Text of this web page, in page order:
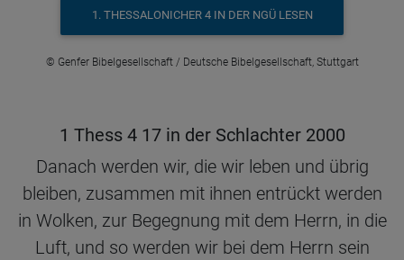
1. THESSALONICHER 4 IN DER NGÜ LESEN
© Genfer Bibelgesellschaft / Deutsche Bibelgesellschaft, Stuttgart
1 Thess 4 17 in der Schlachter 2000
Danach werden wir, die wir leben und übrig
bleiben, zusammen mit ihnen entrückt werden
in Wolken, zur Begegnung mit dem Herrn, in die
Luft, und so werden wir bei dem Herrn sein